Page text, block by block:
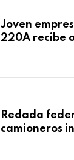
Joven
220A recibe
Redada
camioneros